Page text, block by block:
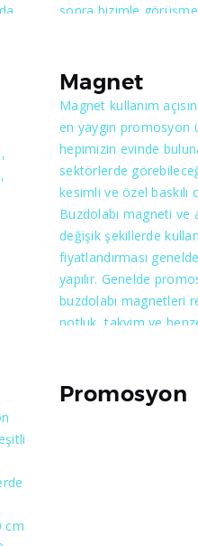
sonra bizimle
birçok yerde karton
edilmektedir. Siz eğer
mağazasıysanız
istediğinizi bize
kaliteli çantaları size
şüpheniz olmasın.
göstermek
Magnet
Magnet kullanım
en yaygın promosyon
hepimizin evinde
sektörlerde
kesimli ve özel baskılı
Buzdolabı magneti
değişik şekillerde
fiyatlandırması
yapılır. Genelde
buzdolabı magnetleri
notluk, takvim ve
olarak minimum 1000
başlanmaktadır.
cm
Promosyon